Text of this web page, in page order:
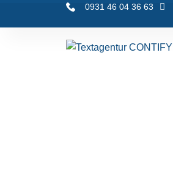
0931 46 04 36 63